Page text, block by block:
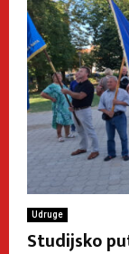
Udruge
Studijsko